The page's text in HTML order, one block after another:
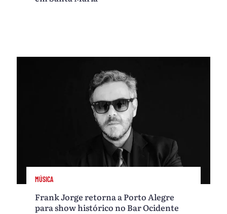
MÚSICA
Frank Jorge retorna a Porto Alegre
para show histórico no Bar Ocidente